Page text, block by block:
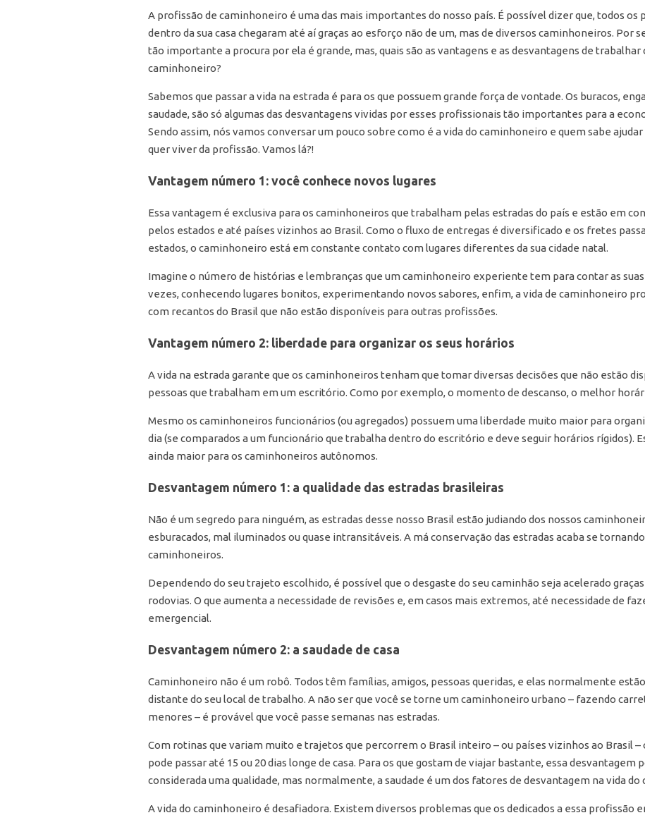
A profissão de caminhoneiro é uma das mais importantes do nosso país. É possível dizer que, todos os
dentro da sua casa chegaram até aí graças ao esforço não de um, mas de diversos caminhoneiros. Por
tão importante a procura por ela é grande, mas, quais são as vantagens e as desvantagens de trabalhar
caminhoneiro?
Sabemos que passar a vida na estrada é para os que possuem grande força de vontade. Os buracos,
saudade, são só algumas das desvantagens vividas por esses profissionais tão importantes para a
Sendo assim, nós vamos conversar um pouco sobre como é a vida do caminhoneiro e quem sabe ajudar
quer viver da profissão. Vamos lá?!
Vantagem número 1: você conhece novos lugares
Essa vantagem é exclusiva para os caminhoneiros que trabalham pelas estradas do país e estão em
pelos estados e até países vizinhos ao Brasil. Como o fluxo de entregas é diversificado e os fretes
estados, o caminhoneiro está em constante contato com lugares diferentes da sua cidade natal.
Imagine o número de histórias e lembranças que um caminhoneiro experiente tem para contar as
vezes, conhecendo lugares bonitos, experimentando novos sabores, enfim, a vida de caminhoneiro
com recantos do Brasil que não estão disponíveis para outras profissões.
Vantagem número 2: liberdade para organizar os seus horários
A vida na estrada garante que os caminhoneiros tenham que tomar diversas decisões que não estão
pessoas que trabalham em um escritório. Como por exemplo, o momento de descanso, o melhor
Mesmo os caminhoneiros funcionários (ou agregados) possuem uma liberdade muito maior para
dia (se comparados a um funcionário que trabalha dentro do escritório e deve seguir horários rígidos).
ainda maior para os caminhoneiros autônomos.
Desvantagem número 1: a qualidade das estradas brasileiras
Não é um segredo para ninguém, as estradas desse nosso Brasil estão judiando dos nossos
esburacados, mal iluminados ou quase intransitáveis. A má conservação das estradas acaba se
caminhoneiros.
Dependendo do seu trajeto escolhido, é possível que o desgaste do seu caminhão seja acelerado graças
rodovias. O que aumenta a necessidade de revisões e, em casos mais extremos, até necessidade de
emergencial.
Desvantagem número 2: a saudade de casa
Caminhoneiro não é um robô. Todos têm famílias, amigos, pessoas queridas, e elas normalmente
distante do seu local de trabalho. A não ser que você se torne um caminhoneiro urbano – fazendo
menores – é provável que você passe semanas nas estradas.
Com rotinas que variam muito e trajetos que percorrem o Brasil inteiro – ou países vizinhos ao Brasil
pode passar até 15 ou 20 dias longe de casa. Para os que gostam de viajar bastante, essa desvantagem
considerada uma qualidade, mas normalmente, a saudade é um dos fatores de desvantagem na vida
A vida do caminhoneiro é desafiadora. Existem diversos problemas que os dedicados a essa profissão